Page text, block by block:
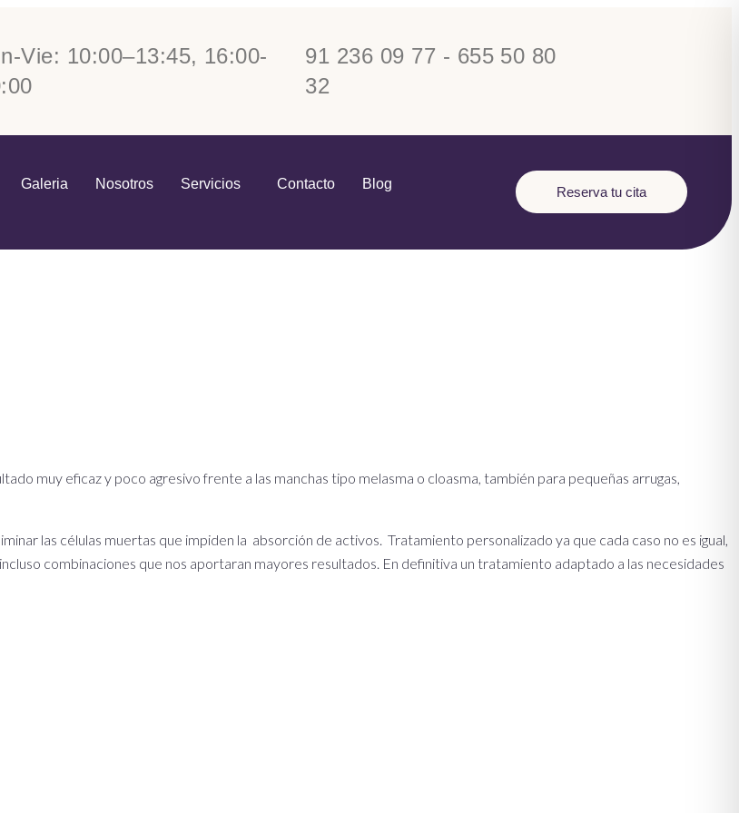
Vie: 10:00–13:45, 16:00-
91 236 09 77 - 655 50 80
32
Galeria Nosotros Servicios Contacto Blog
Reserva tu cita
muy eficaz y poco agresivo frente a las manchas tipo melasma o cloasma, también para pequeñas arrugas,
las células muertas que impiden la absorción de activos. Tratamiento personalizado ya que cada caso no es igual,
combinaciones que nos aportaran mayores resultados. En definitiva un tratamiento adaptado a las necesidades